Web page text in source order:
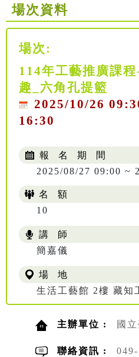
場次資料
場次:
114年工藝推廣課
趣_六角孔提籃
2025/10/26
16:30
報 名 期 間
2025/08/27 09:00 ~
名 額
10
講 師
簡嘉儀
場 地
生活工藝館 2樓 藏知
主辦單位 : 國
聯絡資訊 :